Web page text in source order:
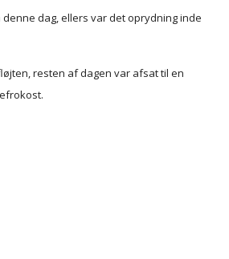
dag, ellers var det oprydning inde
resten af dagen var afsat til en